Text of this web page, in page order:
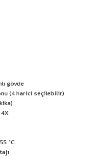
gövde
(4 harici seçilebilir)
°C